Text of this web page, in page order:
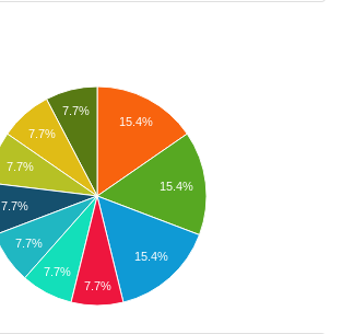
15.4%
15.4%
15.4%
7.7%
7.7%
7.7%
7.7%
7.7%
7.7%
7.7%